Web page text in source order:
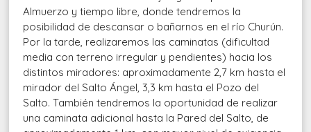
Almuerzo y tiempo libre, donde tendremos la
posibilidad de descansar o bañarnos en el río Churún.
Por la tarde, realizaremos las caminatas (dificultad
media con terreno irregular y pendientes) hacia los
distintos miradores: aproximadamente 2,7 km hasta el
mirador del Salto Ángel, 3,3 km hasta el Pozo del
Salto. También tendremos la oportunidad de realizar
una caminata adicional hasta la Pared del Salto, de